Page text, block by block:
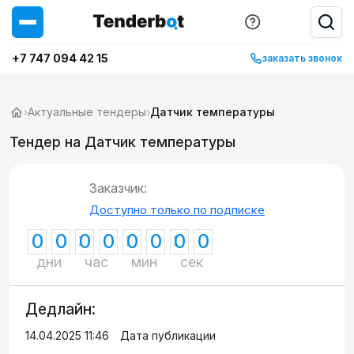
+7 747 094 42 15 заказать звонок
›Актуальные тендеры›Датчик температуры
Тендер на Датчик температуры
Заказчик:
Доступно только по подписке
0 0
дни
0 0
час
0 0
мин
0 0
сек
Дедлайн:
14.04.2025 11:46
Дата публикации